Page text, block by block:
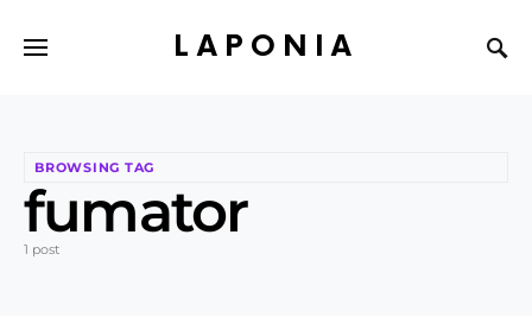
LAPONIA
BROWSING TAG
fumator
1 post